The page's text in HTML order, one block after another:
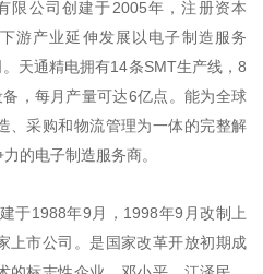
限公司创建于 2005年，注册资本
游产业延伸发展以电子制造服务
天通精电拥有14条SMT生产线，8
，每月产量可达6亿点。能为全球
、采购和物流管理为一体的完整解
的电子制造服务商。
于1988年9 月， 1998年9 月改制上
上市公司。是国家改革开放初期成